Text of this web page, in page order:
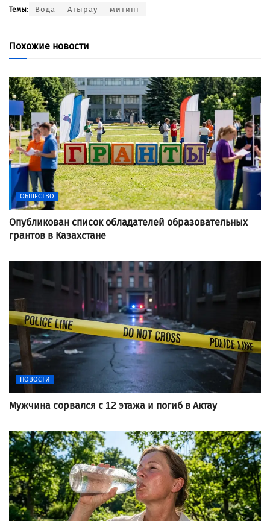
Темы: Вода Атырау митинг
Похожие новости
ОБЩЕСТВО
Опубликован список обладателей образовательных
грантов в Казахстане
НОВОСТИ
Мужчина сорвался с 12 этажа и погиб в Актау